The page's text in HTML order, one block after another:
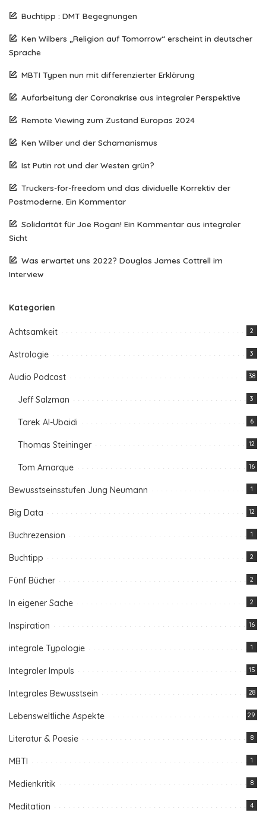
Buchtipp : DMT Begegnungen
Ken Wilbers „Religion auf Tomorrow“ erscheint in deutscher
Sprache
MBTI Typen nun mit differenzierter Erklärung
Aufarbeitung der Coronakrise aus integraler Perspektive
Remote Viewing zum Zustand Europas 2024
Ken Wilber und der Schamanismus
Ist Putin rot und der Westen grün?
Truckers-for-freedom und das dividuelle Korrektiv der
Postmoderne. Ein Kommentar
Solidarität für Joe Rogan! Ein Kommentar aus integraler
Sicht
Was erwartet uns 2022? Douglas James Cottrell im
Interview
Kategorien
Achtsamkeit 2
Astrologie 3
Audio Podcast 38
Jeff Salzman 3
Tarek Al-Ubaidi 6
Thomas Steininger 12
Tom Amarque 16
Bewusstseinsstufen Jung Neumann 1
Big Data 12
Buchrezension 1
Buchtipp 2
Fünf Bücher 2
In eigener Sache 2
Inspiration 16
integrale Typologie 1
Integraler Impuls 15
Integrales Bewusstsein 28
Lebensweltliche Aspekte 29
Literatur & Poesie 8
MBTI 1
Medienkritik 8
Meditation 4